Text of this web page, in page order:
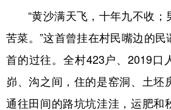
四川 贵州 云
“黄沙满天飞，十年九不收；
苦菜。”这首曾挂在村民嘴边的民
首的过往。全村423户、2019口
峁、沟之间，住的是窑洞、土坯
通往田间的路坑坑洼洼，运肥和